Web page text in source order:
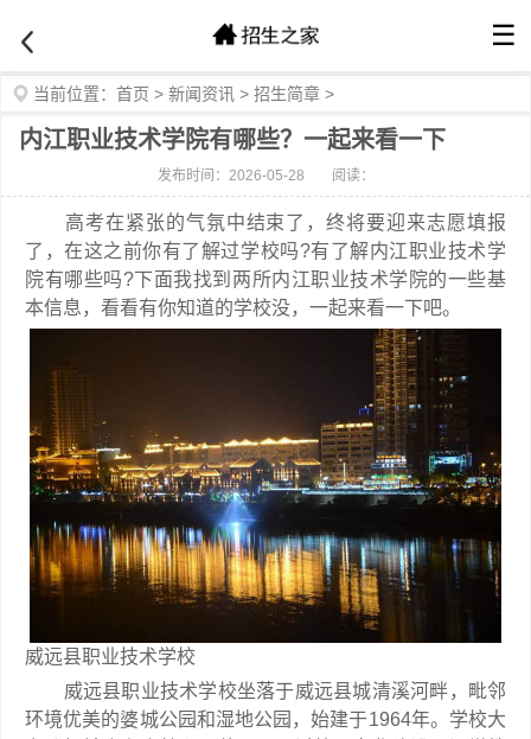
☰
当前位置： 首页 > 新闻资讯 > 招生简章 >
内江职业技术学院有哪些？一起来看一下
发布时间：2026-05-28 阅读：
高考在紧张的气氛中结束了，终将要迎来志愿填报
了，在这之前你有了解过学校吗?有了解内江职业技术学
院有哪些吗?下面我找到两所内江职业技术学院的一些基
本信息，看看有你知道的学校没，一起来看一下吧。
威远县职业技术学校
威远县职业技术学校坐落于威远县城清溪河畔，毗邻
环境优美的婆城公园和湿地公园，始建于1964年。学校大